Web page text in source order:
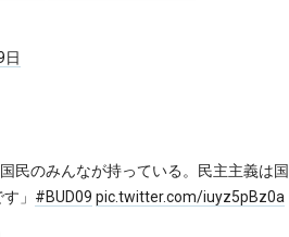
日
民のみんなが持っている。民主主義は国
」 #BUD09 pic.twitter.com/iuyz5pBz0a